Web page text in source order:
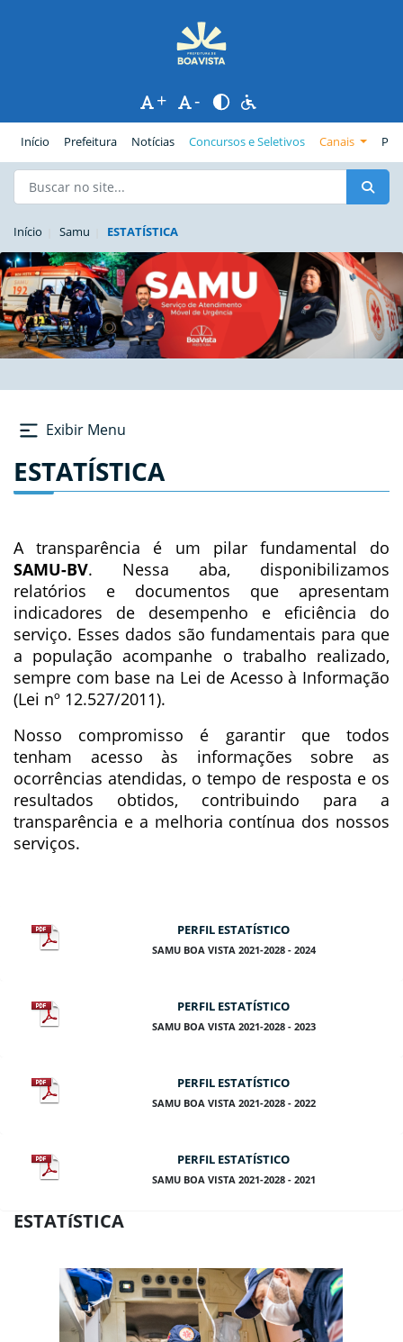
+ -
Início Prefeitura(página atual)
Notícias Concursos e Seletivos Canais
Início Samu ESTATÍSTICA
Exibir Menu
ESTATÍSTICA
A transparência é um pilar fundamental do
SAMU-BV. Nessa aba, disponibilizamos
relatórios e documentos que apresentam
indicadores de desempenho e eficiência do
serviço. Esses dados são fundamentais para que
a população acompanhe o trabalho realizado,
sempre com base na Lei de Acesso à Informação
(Lei nº 12.527/2011).
Nosso compromisso é garantir que todos
tenham acesso às informações sobre as
ocorrências atendidas, o tempo de resposta e os
resultados obtidos, contribuindo para a
transparência e a melhoria contínua dos nossos
serviços.
PERFIL ESTATÍSTICO
SAMU BOA VISTA 2021-2028 - 2024
PERFIL ESTATÍSTICO
SAMU BOA VISTA 2021-2028 - 2023
PERFIL ESTATÍSTICO
SAMU BOA VISTA 2021-2028 - 2022
PERFIL ESTATÍSTICO
SAMU BOA VISTA 2021-2028 - 2021
ESTATíSTICA